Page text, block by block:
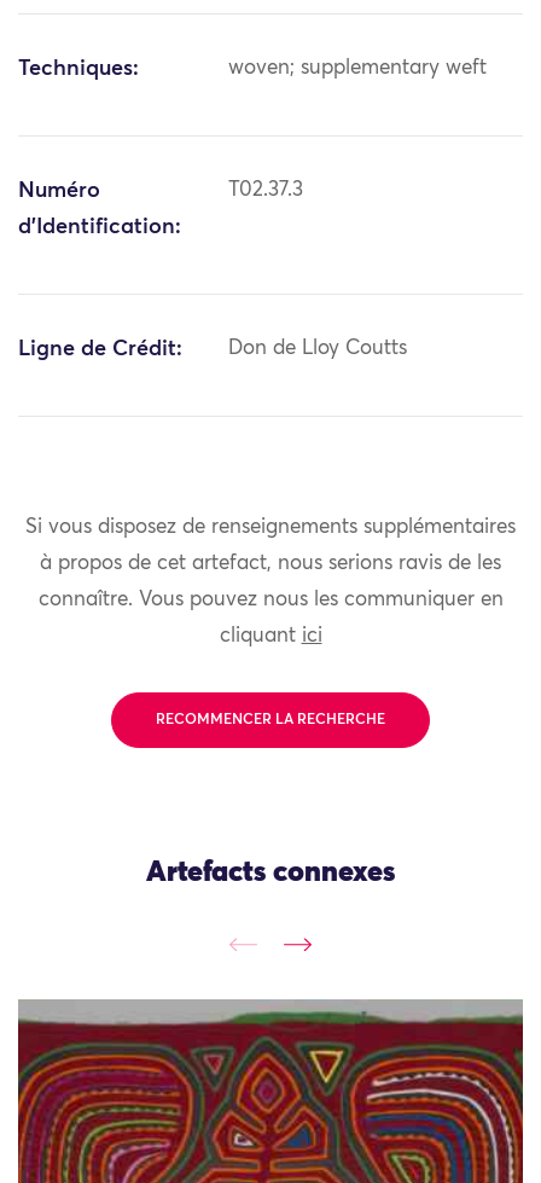
Techniques: woven; supplementary weft
Numéro
d'Identification:
T02.37.3
Ligne de Crédit: Don de Lloy Coutts
Si vous disposez de renseignements supplémentaires
à propos de cet artefact, nous serions ravis de les
connaître. Vous pouvez nous les communiquer en
cliquant ici
RECOMMENCER LA RECHERCHE
Artefacts connexes